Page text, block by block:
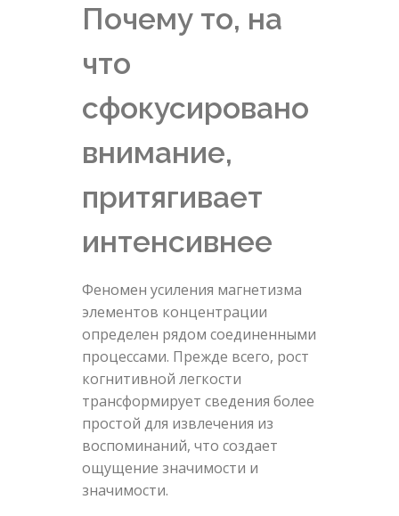
Почему то, на
что
сфокусировано
внимание,
притягивает
интенсивнее
Феномен усиления магнетизма
элементов концентрации
определен рядом соединенными
процессами. Прежде всего, рост
когнитивной легкости
трансформирует сведения более
простой для извлечения из
воспоминаний, что создает
ощущение значимости и
значимости.